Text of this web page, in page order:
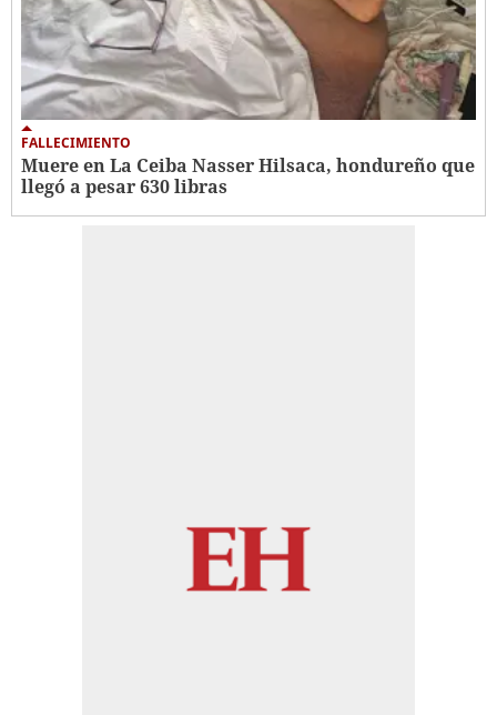
FALLECIMIENTO
Muere en La Ceiba Nasser Hilsaca, hondureño que
llegó a pesar 630 libras